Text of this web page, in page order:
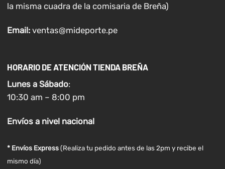
la misma cuadra de la comisaria de Breña)
Email: ventas@mideporte.pe
HORARIO DE ATENCIÓN TIENDA BREÑA
Lunes a Sábado:
10:30 am – 8:00 pm
Envíosa nivel nacional
* Envíos Express(Realiza tu pedido antes de las 2pm y recibe el
mismo día)